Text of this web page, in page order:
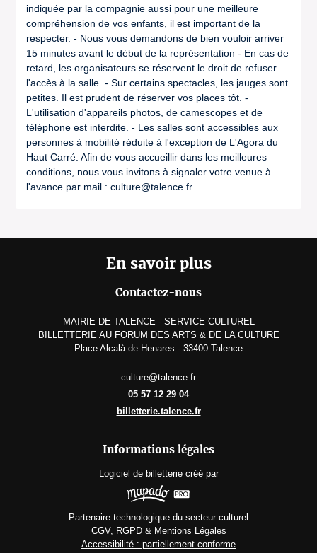
indiquée par la compagnie aussi pour une meilleure
compréhension de vos enfants, il est important de la
respecter. - Nous vous demandons de bien vouloir arriver
15 minutes avant le début de la représentation - En cas de
retard, les organisateurs se réservent le droit de refuser
l'accès à la salle. - Sur certains spectacles, les jauges sont
petites. Il est prudent de réserver vos places tôt. -
L'utilisation d'appareils photos, de camescopes et de
téléphone est interdite. - Les salles sont accessibles aux
personnes à mobilité réduite à l'exception de L'Agora du
Haut Carré. Afin de vous accueillir dans les meilleures
conditions, nous vous invitons à signaler votre venue à
l'avance par mail : culture@talence.fr
En savoir plus
Contactez-nous
MAIRIE DE TALENCE - SERVICE CULTUREL
BILLETTERIE AU FORUM DES ARTS & DE LA CULTURE
Place Alcalà de Henares - 33400 Talence
culture@talence.fr
05 57 12 29 04
billetterie.talence.fr
Informations légales
Logiciel de billetterie créé par
Partenaire technologique du secteur culturel
CGV, RGPD & Mentions Légales
Accessibilité : partiellement conforme